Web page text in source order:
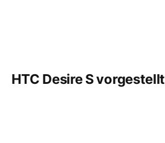
HTC Desire S vorgestellt